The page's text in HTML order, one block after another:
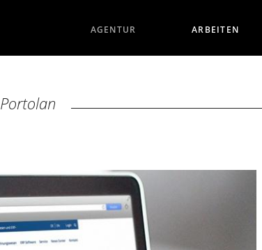
AGENTUR ARBEITEN
Portolan